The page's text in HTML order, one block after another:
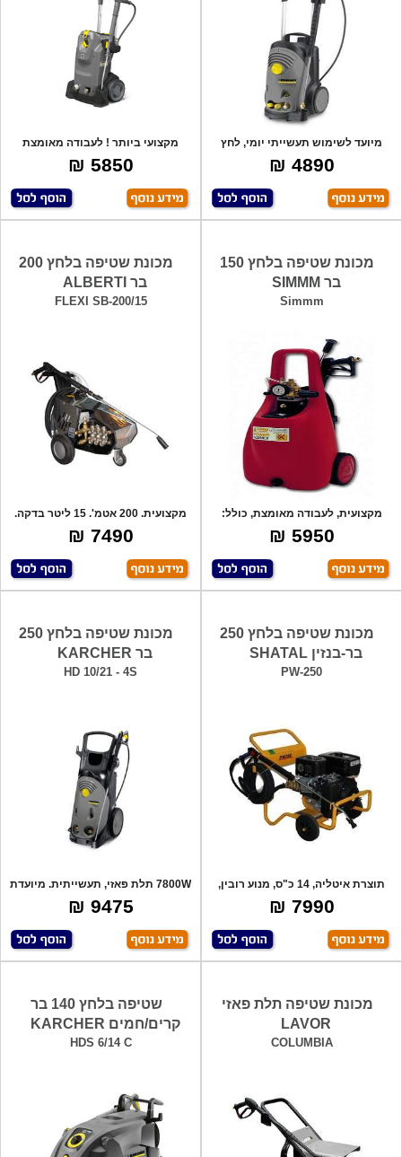
מיועד לשימוש תעשייתי יומי, לחץ
עבודה עד
4890 ₪
מקצועי ביותר ! לעבודה מאומצת
מאוד, תוצרת
5850 ₪
מכונת שטיפה בלחץ 150
בר SIMMM
Simmm
מקצועית, לעבודה מאומצת, כולל:
10מטר צינו
5950 ₪
מכונת שטיפה בלחץ 200
בר ALBERTI
FLEXI SB-200/15
מקצועית. 200 אטמ'. 15 ליטר בדקה.
7.5 כ"ס
7490 ₪
מכונת שטיפה בלחץ 250
בר-בנזין SHATAL
PW-250
תוצרת איטליה, 14 כ"ס, מנוע רובין,
תוצרת
7990 ₪
מכונת שטיפה בלחץ 250
בר KARCHER
HD 10/21 - 4S
7800W תלת פאזי, תעשייתית. מיועדת
לעבודה
9475 ₪
מכונת שטיפה תלת פאזי
LAVOR
COLUMBIA
שטיפה בלחץ 140 בר
קרים/חמים KARCHER
HDS 6/14 C